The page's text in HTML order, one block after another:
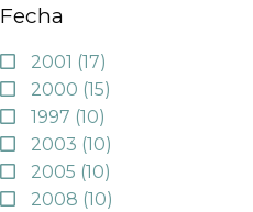
Fecha
2001 (17)
2000 (15)
1997 (10)
2003 (10)
2005 (10)
2008 (10)